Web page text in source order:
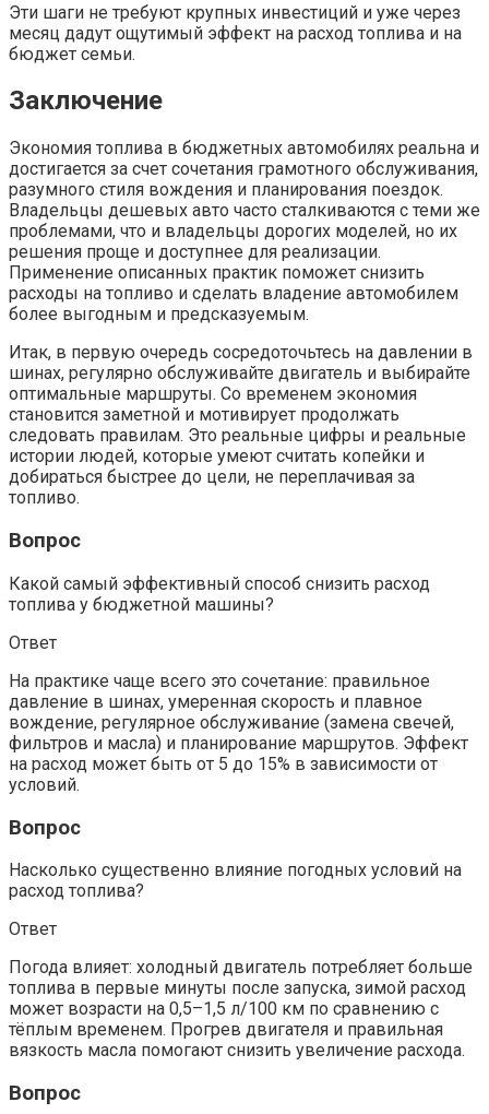
Эти шаги не требуют крупных инвестиций и уже через
месяц дадут ощутимый эффект на расход топлива и на
бюджет семьи.
Заключение
Экономия топлива в бюджетных автомобилях реальна и
достигается за счет сочетания грамотного обслуживания,
разумного стиля вождения и планирования поездок.
Владельцы дешевых авто часто сталкиваются с теми же
проблемами, что и владельцы дорогих моделей, но их
решения проще и доступнее для реализации.
Применение описанных практик поможет снизить
расходы на топливо и сделать владение автомобилем
более выгодным и предсказуемым.
Итак, в первую очередь сосредоточьтесь на давлении в
шинах, регулярно обслуживайте двигатель и выбирайте
оптимальные маршруты. Со временем экономия
становится заметной и мотивирует продолжать
следовать правилам. Это реальные цифры и реальные
истории людей, которые умеют считать копейки и
добираться быстрее до цели, не переплачивая за
топливо.
Вопрос
Какой самый эффективный способ снизить расход
топлива у бюджетной машины?
Ответ
На практике чаще всего это сочетание: правильное
давление в шинах, умеренная скорость и плавное
вождение, регулярное обслуживание (замена свечей,
фильтров и масла) и планирование маршрутов. Эффект
на расход может быть от 5 до 15% в зависимости от
условий.
Вопрос
Насколько существенно влияние погодных условий на
расход топлива?
Ответ
Погода влияет: холодный двигатель потребляет больше
топлива в первые минуты после запуска, зимой расход
может возрасти на 0,5–1,5 л/100 км по сравнению с
тёплым временем. Прогрев двигателя и правильная
вязкость масла помогают снизить увеличение расхода.
Вопрос